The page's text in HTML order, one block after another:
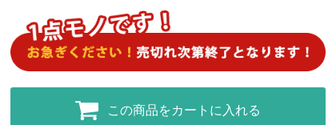
この商品をカートに入れる